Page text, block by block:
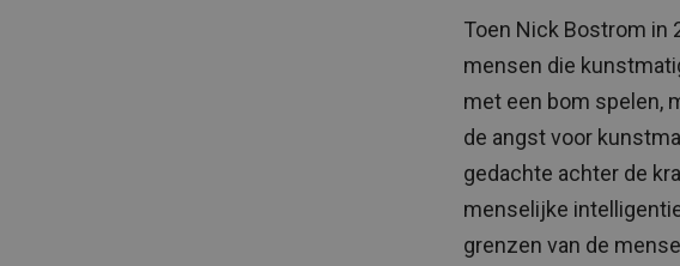
Toen Nick Bostrom in
mensen die
met een bom spelen,
de angst voor
gedachte achter de
menselijke
grenzen van de